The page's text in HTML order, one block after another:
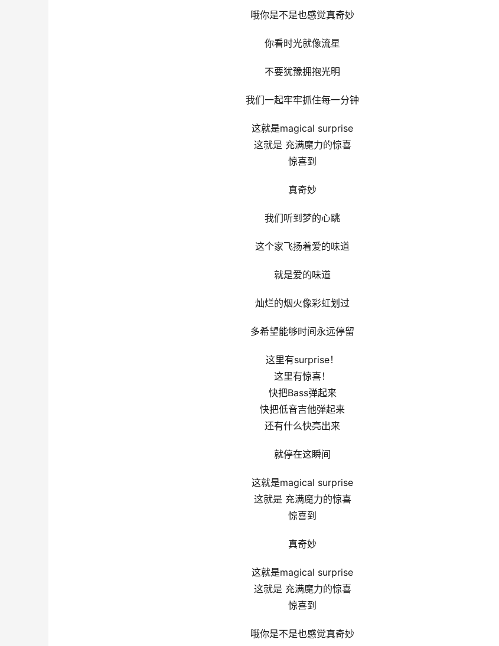
哦你是不是也感觉真奇妙
你看时光就像流星
不要犹豫拥抱光明
我们⼀起牢牢抓住每⼀分钟
这就是magical surprise
这就是 充满魔力的惊喜
惊喜到
真奇妙
我们听到梦的心跳
这个家飞扬着爱的味道
就是爱的味道
灿烂的烟火像彩虹划过
多希望能够时间永远停留
这里有surprise！
这里有惊喜！
快把Bass弹起来
快把低音吉他弹起来
还有什么快亮出来
就停在这瞬间
这就是magical surprise
这就是 充满魔力的惊喜
惊喜到
真奇妙
这就是magical surprise
这就是 充满魔力的惊喜
惊喜到
哦你是不是也感觉真奇妙